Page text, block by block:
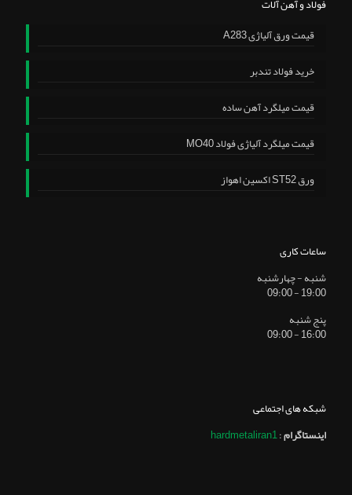
فولاد و آهن آلات
قیمت ورق آلیاژی A283
خرید فولاد تندبر
قیمت میلگرد آهن ساده
قیمت میلگرد آلیاژی فولاد MO40
ورق ST52 اکسین اهواز
ساعات کاری
شنبه - چهارشنبه
19:00 - 09:00
پنج شنبه
16:00 - 09:00
شبکه های اجتماعی
اینستاگرام:
hardmetaliran1